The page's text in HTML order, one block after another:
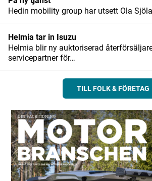
E-postadress*
Hedin mobility group har utsett Ola
Helmia tar in Isuzu
Helmia blir ny auktoriserad
servicepartner för…
TILL FOLK & FÖRETAG